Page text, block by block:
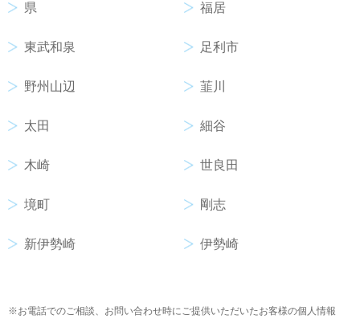
県 福居
東武和泉 足利市
野州山辺 韮川
太田 細谷
木崎 世良田
境町 剛志
新伊勢崎 伊勢崎
お電話でのご相談、お問い合わせ時にご提供いただいたお客様の個人情報